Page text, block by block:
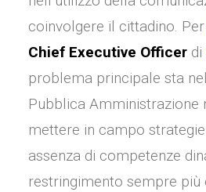
coinvolgere il cittadino. Per
Chief Executive Officer di
problema principale sta
Pubblica Amministrazione
mettere in campo
assenza di competenze
restringimento sempre più